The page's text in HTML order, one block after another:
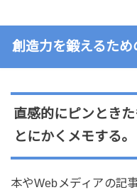
創造力を鍛えるた
直感的にピンとき
とにかくメモする。
本やWebメディアの記